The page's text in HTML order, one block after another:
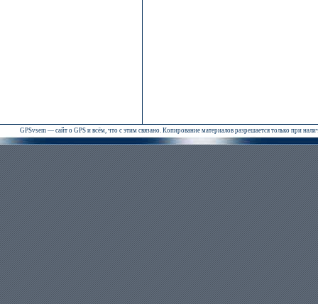
GPSvsem — сайт о GPS и всём, что с этим связано. Копирование материалов разрешается только при